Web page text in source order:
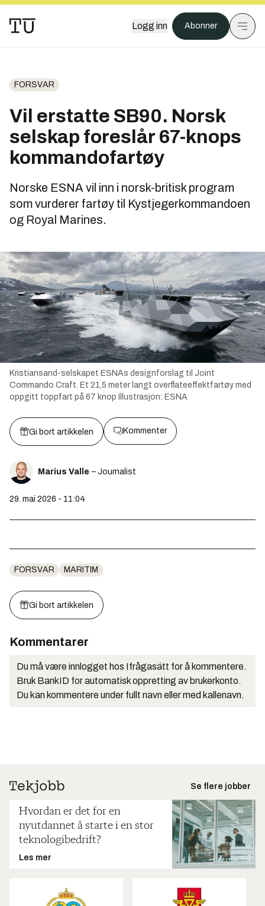
Logg inn Abonner
FORSVAR
Vil erstatte SB90. Norsk
selskap foreslår 67-knops
kommandofartøy
Norske ESNA vil inn i norsk-britisk program
som vurderer fartøy til Kystjegerkommandoen
og Royal Marines.
Kristiansand-selskapet ESNAs designforslag til Joint
Commando Craft. Et 21,5 meter langt overflateeffektfartøy med
oppgitt toppfart på 67 knop
Illustrasjon: ESNA
Gi bort artikkelen Kommenter
Marius Valle – Journalist
29. mai 2026 - 11:04
FORSVAR MARITIM
Gi bort artikkelen
Kommentarer
Du må være innlogget hos Ifrågasätt for å kommentere.
Bruk BankID for automatisk oppretting av brukerkonto.
Du kan kommentere under fullt navn eller med kallenavn.
Se flere jobber
Hvordan er det for en
nyutdannet å starte i en stor
teknologibedrift?
Les mer